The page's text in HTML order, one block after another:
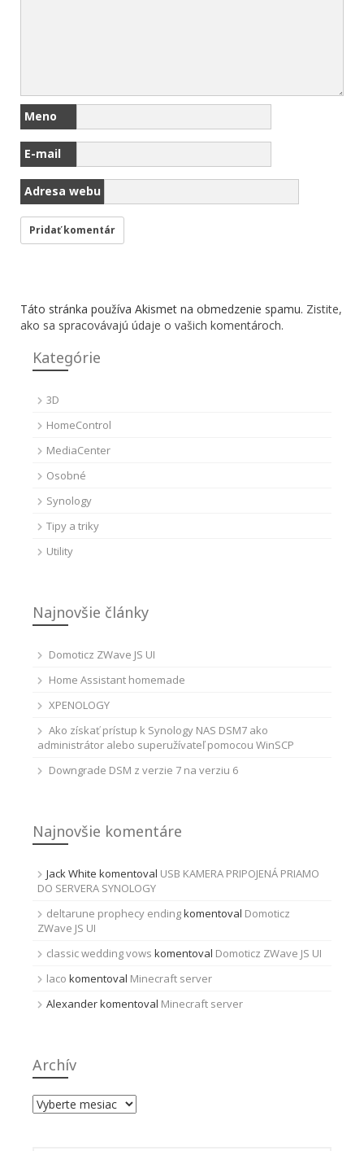
Meno
E-mail
Adresa webu
Táto stránka používa Akismet na obmedzenie spamu. Zistite,
ako sa spracovávajú údaje o vašich komentároch.
Kategórie
3D
HomeControl
MediaCenter
Osobné
Synology
Tipy a triky
Utility
Najnovšie články
Domoticz ZWave JS UI
Home Assistant homemade
XPENOLOGY
Ako získať prístup k Synology NAS DSM7 ako
administrátor alebo superužívateľ pomocou WinSCP
Downgrade DSM z verzie 7 na verziu 6
Najnovšie komentáre
Jack White komentoval USB KAMERA PRIPOJENÁ PRIAMO
DO SERVERA SYNOLOGY
deltarune prophecy endingkomentoval Domoticz
ZWave JS UI
classic wedding vows komentoval Domoticz ZWave JS UI
laco komentoval Minecraft server
Alexanderkomentoval Minecraft server
Archív
Archív